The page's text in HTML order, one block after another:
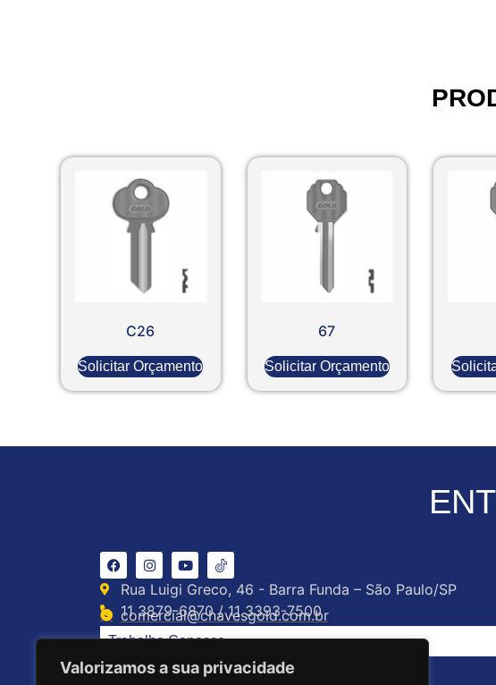
Valorizamos a sua privacidade
C26
Solicitar Orçamento
67
Solicitar Orçamento
Rua Luigi Greco, 46 - Barra Funda – São Paulo/SP
11 3879-6870 / 11 3393-7500
comercial@chavesgold.com.br
Trabalhe Conosco